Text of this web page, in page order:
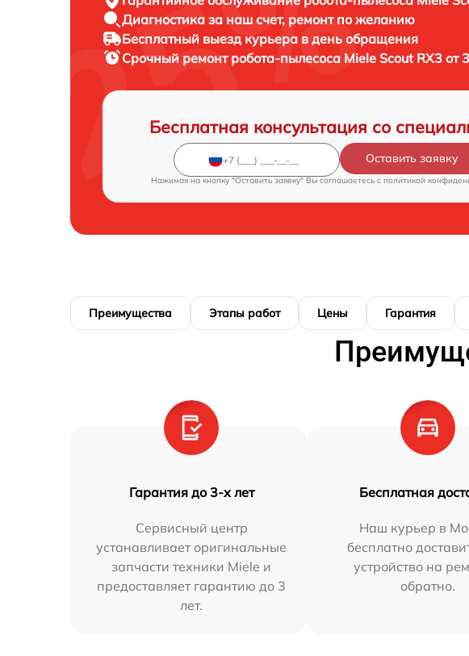
Диагностика за наш счет, ремонт по желанию
Бесплатный выезд курьера в день обращения
Срочный ремонт робота-пылесоса Miele Scout RX3 от
Бесплатная консультация со
Оставить заявку
Нажимая на кнопку "Оставить заявку" Вы соглашаетесь c политикой
Преимущества Этапы работ Цены Гарантия
Гарантия до 3-х лет
Сервисный центр
устанавливает оригинальные
запчасти техники Miele и
предоставляет гарантию до 3
лет.
Бесплатная
Наш курьер в
бесплатно
устройство на
обратно.